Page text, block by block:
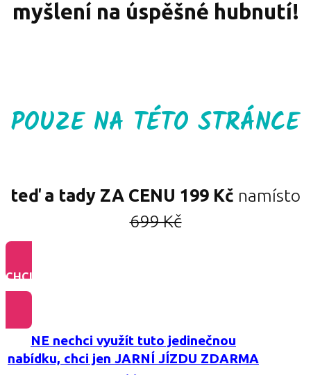
myšlení na úspěšné hubnutí!
POUZE NA TÉTO STRÁNCE
teď a tady ZA CENU 199 Kč namísto
699 Kč
CHCI - 5 AUDIO NAHRÁVEK
ZA SPECIÁLNÍ CENU
NE nechci využít tuto jedinečnou
nabídku, chci jen JARNÍ JÍZDU ZDARMA